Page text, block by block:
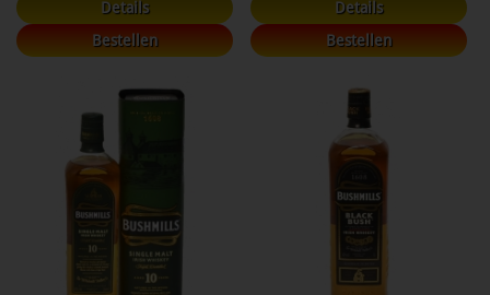
Details
Bestellen
Details
Bestellen